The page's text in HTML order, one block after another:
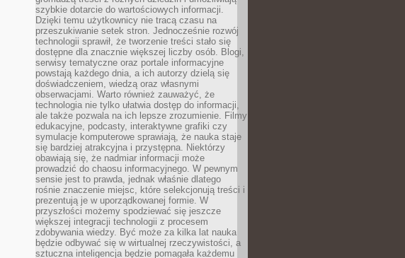
szybkie dotarcie do wartościowych informacji.
Dzięki temu użytkownicy nie tracą czasu na
przeszukiwanie setek stron. Jednocześnie rozwój
technologii sprawił, że tworzenie treści stało się
dostępne dla znacznie większej liczby osób. Blogi,
serwisy tematyczne oraz portale informacyjne
powstają każdego dnia, a ich autorzy dzielą się
doświadczeniem, wiedzą oraz własnymi
obserwacjami. Warto również zauważyć, że
technologia nie tylko ułatwia dostęp do informacji,
ale także pozwala na ich lepsze zrozumienie. Filmy
edukacyjne, podcasty, interaktywne grafiki czy
symulacje komputerowe sprawiają, że nauka staje
się bardziej atrakcyjna i przystępna. Niektórzy
obawiają się, że nadmiar informacji może
prowadzić do chaosu informacyjnego. W pewnym
sensie jest to prawda, jednak właśnie dlatego
rośnie znaczenie miejsc, które selekcjonują treści i
prezentują je w uporządkowanej formie. W
przyszłości możemy spodziewać się jeszcze
większej integracji technologii z procesem
zdobywania wiedzy. Być może za kilka lat nauka
będzie odbywać się w wirtualnej rzeczywistości, a
sztuczna inteligencja będzie pomagała każdemu